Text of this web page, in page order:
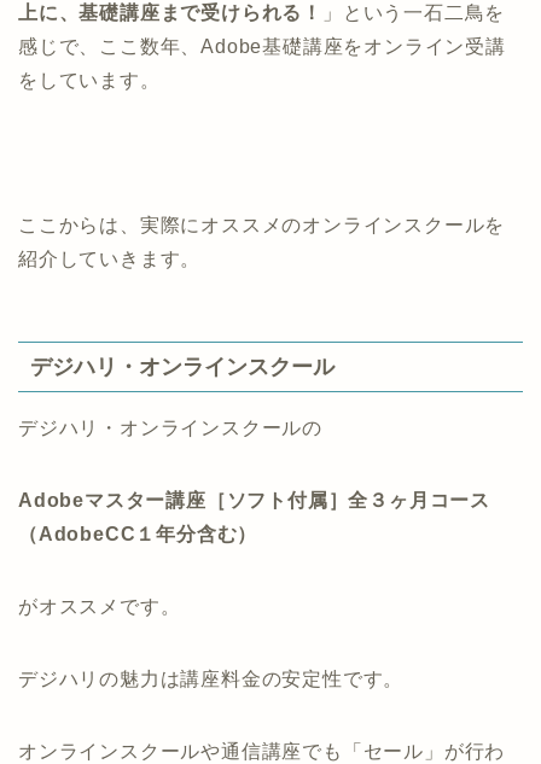
上に、基礎講座まで受けられる！
」という一石二鳥を
感じで、ここ数年、Adobe基礎講座をオンライン受講
をしています。
ここからは、実際にオススメのオンラインスクールを
紹介していきます。
デジハリ・オンラインスクール
デジハリ・オンラインスクールの
Adobeマスター講座［ソフト付属］全３ヶ月コース
（AdobeCC１年分含む）
がオススメです。
デジハリの魅力は講座料金の安定性です。
オンラインスクールや通信講座でも「セール」が行わ